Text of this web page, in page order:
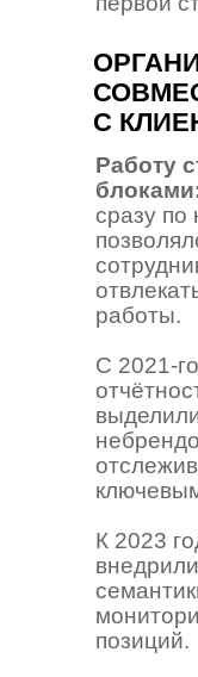
Работу
сразу по
работы.
С 2021-
К 2023
позиций.
С